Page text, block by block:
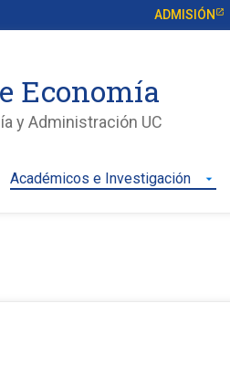
ADMISIÓN
Economía
y Administración UC
Académicos e Investigación arrow_drop_down